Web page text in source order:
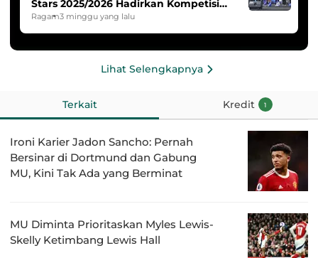
Stars 2025/2026 Hadirkan Kompetisi
Band dan Dance
Ragam3 minggu yang lalu
Lihat Selengkapnya
Terkait Kredit 1
Ironi Karier Jadon Sancho: Pernah
Bersinar di Dortmund dan Gabung
MU, Kini Tak Ada yang Berminat
MU Diminta Prioritaskan Myles Lewis-
Skelly Ketimbang Lewis Hall